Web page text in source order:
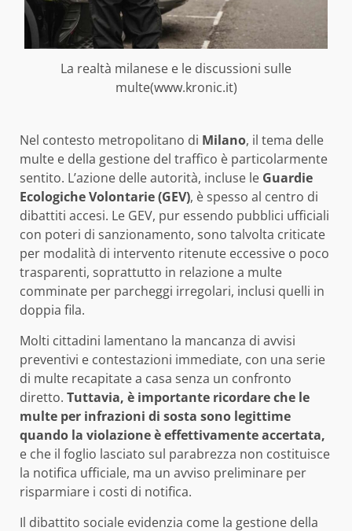
La realtà milanese e le discussioni sulle
multe(www.kronic.it)
Nel contesto metropolitano di Milano, il tema delle
multe e della gestione del traffico è particolarmente
sentito. L’azione delle autorità, incluse le Guardie
Ecologiche Volontarie (GEV), è spesso al centro di
dibattiti accesi. Le GEV, pur essendo pubblici ufficiali
con poteri di sanzionamento, sono talvolta criticate
per modalità di intervento ritenute eccessive o poco
trasparenti, soprattutto in relazione a multe
comminate per parcheggi irregolari, inclusi quelli in
doppia fila.
Molti cittadini lamentano la mancanza di avvisi
preventivi e contestazioni immediate, con una serie
di multe recapitate a casa senza un confronto
diretto. Tuttavia, è importante ricordare che le
multe per infrazioni di sosta sono legittime
quando la violazione è effettivamente accertata,
e che il foglio lasciato sul parabrezza non costituisce
la notifica ufficiale, ma un avviso preliminare per
risparmiare i costi di notifica.
Il dibattito sociale evidenzia come la gestione della